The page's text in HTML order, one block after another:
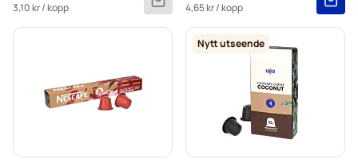
3,10 kr/ kopp 4,65 kr/ kopp
Nytt utseende